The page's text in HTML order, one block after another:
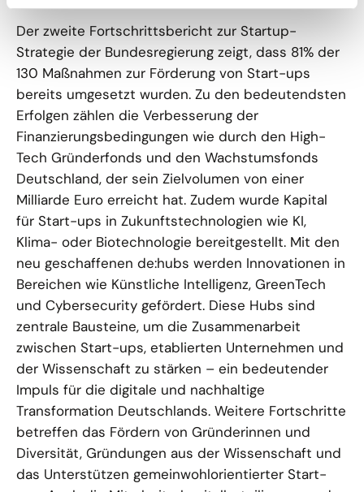
Der zweite Fortschrittsbericht zur Startup-
Strategie der Bundesregierung zeigt, dass 81% der
130 Maßnahmen zur Förderung von Start-ups
bereits umgesetzt wurden. Zu den bedeutendsten
Erfolgen zählen die Verbesserung der
Finanzierungsbedingungen wie durch den High-
Tech Gründerfonds und den Wachstumsfonds
Deutschland, der sein Zielvolumen von einer
Milliarde Euro erreicht hat. Zudem wurde Kapital
für Start-ups in Zukunftstechnologien wie KI,
Klima- oder Biotechnologie bereitgestellt. Mit den
neu geschaffenen de:hubs werden Innovationen in
Bereichen wie Künstliche Intelligenz, GreenTech
und Cybersecurity gefördert. Diese Hubs sind
zentrale Bausteine, um die Zusammenarbeit
zwischen Start-ups, etablierten Unternehmen und
der Wissenschaft zu stärken – ein bedeutender
Impuls für die digitale und nachhaltige
Transformation Deutschlands. Weitere Fortschritte
betreffen das Fördern von Gründerinnen und
Diversität, Gründungen aus der Wissenschaft und
das Unterstützen gemeinwohlorientierter Start-